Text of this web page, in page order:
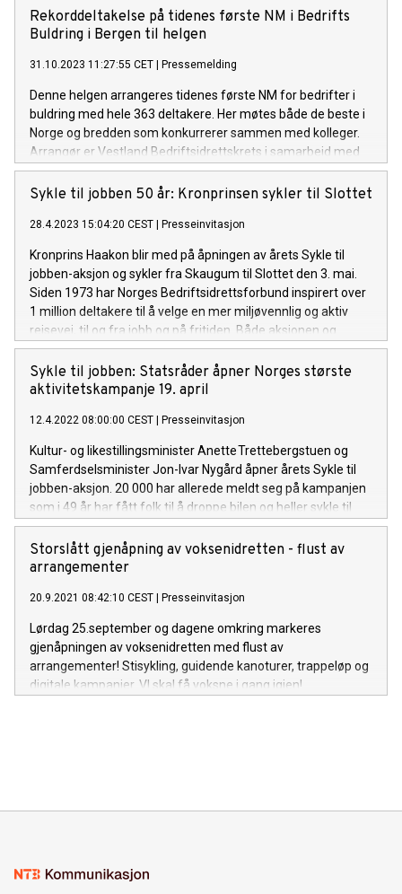
hovedinngangen fra Kirkeveien, rett etter tårnet på venstre
side, godt synlig med store Sykle til jobben-flagg. Det vil være
syklister og andre talspersoner. Vi har også lokale
bedrifter rundt om i landet.
Rekorddeltakelse på tidenes første NM i Bedrifts
Buldring i Bergen til helgen
31.10.2023 11:27:55 CET Pressemelding
Denne helgen arrangeres tidenes første NM for bedrifter i
buldring med hele 363 deltakere. Her møtes både de beste i
Norge og bredden som konkurrerer sammen med kolleger.
Arrangør er Vestland Bedriftsidrettskrets i samarbeid med
Bergen klatresenter Fana. Pressen er invitert fredag 3.11 fra
18:00-20:00 eller lørdag 4.11 fra 12:00-15:00. Finalene og
Sykle til jobben 50 år: Kronprinsen sykler til Slottet
28.4.2023 15:04:20 CEST Presseinvitasjon
Kronprins Haakon blir med på åpningen av årets Sykle til
jobben-aksjon og sykler fra Skaugum til Slottet den 3. mai.
Siden 1973 har Norges Bedriftsidrettsforbund inspirert over
1 million deltakere til å velge en mer miljøvennlig og aktiv
reisevei, til og fra jobb og på fritiden. Både aksjonen og
Kronprinsen fyller 50 år i år.
Sykle til jobben: Statsråder åpner Norges største
aktivitetskampanje 19. april
12.4.2022 08:00:00 CEST Presseinvitasjon
Kultur- og likestillingsminister Anette Trettebergstuen og
Samferdselsminister Jon-Ivar Nygård åpner årets Sykle til
jobben-aksjon. 20 000 har allerede meldt seg på kampanjen
som i 49 år har fått folk til å droppe bilen og heller sykle til
jobben. Sosialt fellesskap og fysisk aktivitet i hverdagen er i
fokus.
Storslått gjenåpning av voksenidretten - flust av
arrangementer
20.9.2021 08:42:10 CEST Presseinvitasjon
Lørdag 25.september og dagene omkring markeres
gjenåpningen av voksenidretten med flust av
arrangementer! Stisykling, guidende kanoturer, trappeløp og
digitale kampanjer. VI skal få voksne i gang igjen!